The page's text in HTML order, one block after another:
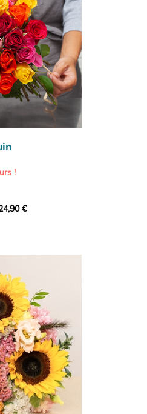
!
garanti. Un
connues
teintes
de
un bouquet de
roses roses,
structurer
€